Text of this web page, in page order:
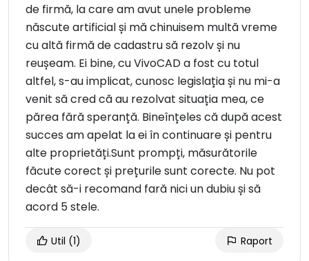
de firmă, la care am avut unele probleme
născute artificial și mă chinuisem multă vreme
cu altă firmă de cadastru să rezolv și nu
reușeam. Ei bine, cu VivoCAD a fost cu totul
altfel, s-au implicat, cunosc legislația și nu mi-a
venit să cred că au rezolvat situația mea, ce
părea fără speranță. Bineînțeles că după acest
succes am apelat la ei în continuare și pentru
alte proprietăți.Sunt prompți, măsurătorile
făcute corect și prețurile sunt corecte. Nu pot
decât să-i recomand fară nici un dubiu și să
acord 5 stele.
Util (1) Raport